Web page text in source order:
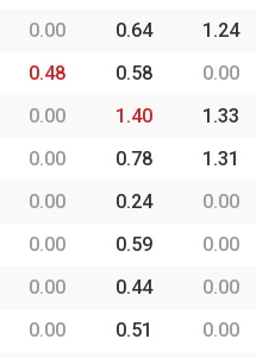
0.00 0.64 1.24
0.48 0.58 0.00
0.00 1.40 1.33
0.00 0.78 1.31
0.00 0.24 0.00
0.00 0.59 0.00
0.00 0.44 0.00
0.00 0.51 0.00